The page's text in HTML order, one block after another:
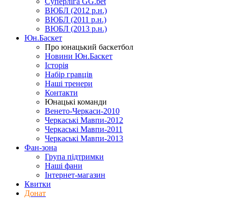
ВЮБЛ (2012 р.н.)
ВЮБЛ (2011 р.н.)
ВЮБЛ (2013 р.н.)
Юн.Баскет
Про юнацький баскетбол
Новини Юн.Баскет
Історія
Набір гравців
Наші тренери
Контакти
Юнацькі команди
Венето-Черкаси-2010
Черкаські Мавпи-2012
Черкаські Мавпи-2011
Черкаські Мавпи-2013
Фан-зона
Група підтримки
Наші фани
Інтернет-магазин
Квитки
Донат